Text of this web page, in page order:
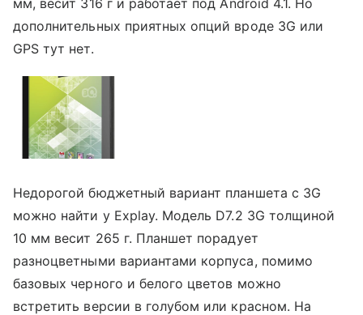
дополнительных приятных опций вроде 3G или
GPS тут нет.
Недорогой бюджетный вариант планшета с 3G
можно найти у Explay. Модель D7.2 3G толщиной
10 мм весит 265 г. Планшет порадует
разноцветными вариантами корпуса, помимо
базовых черного и белого цветов можно
встретить версии в голубом или красном. На